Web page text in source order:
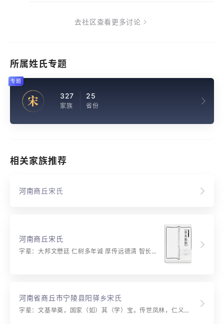
去社区查看更多讨论
所属姓氏专题
宋 327
家族
25
省份
专题
相关家族推荐
河南商丘宋氏
河南商丘宋氏
字辈：大邦文懋廷 仁树多年诚 厚传远德清 智长延乐声 和顺常政通 永世荣昌恒
河南省商丘市宁陵县阳驿乡宋氏
字辈：文基举奠，国家（如）其（学）宝。传世凤林，仁义礼智，信用长有 防穩兴修（建），崇敬荣宗，经核献纬，君华颜憎，喜福迎松